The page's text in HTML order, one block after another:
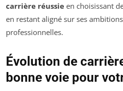
carrière réussie en choisissant
en restant aligné sur ses
professionnelles.
Évolution de
bonne voie pour